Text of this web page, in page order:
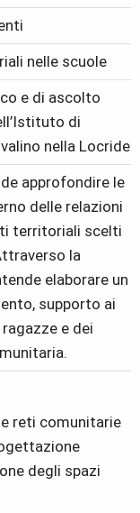
nelle scuole
e di ascolto
di
nella Locride
approfondire le
delle relazioni
territoriali scelti
la
elaborare un
supporto ai
e dei
reti comunitarie
degli spazi